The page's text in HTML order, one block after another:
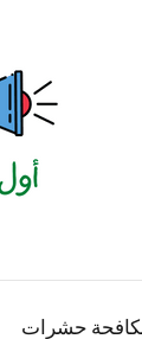
حشرات